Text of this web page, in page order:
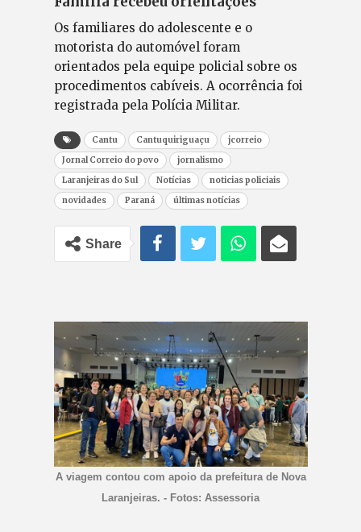
Os familiares do adolescente e o
motorista do automóvel foram
orientados pela equipe policial sobre os
procedimentos cabíveis. A ocorrência foi
registrada pela Polícia Militar.
Cantu Cantuquiriguaçu
jcorreio
Jornal Correio do povo
jornalismo
Laranjeiras do Sul
Notícias
noticias policiais
novidades
Paraná últimas notícias
Share
A viagem contou com apoio da prefeitura de Nova
Laranjeiras. - Fotos: Assessoria